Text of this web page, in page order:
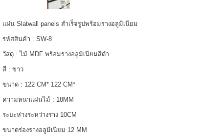
แผ่น Slatwall panels สำเร็จรูปพร้อมรางอลูมิเนียม
รหัสสินค้า : SW-8
วัสดุ : ไม้ MDF พร้อมรางอลูมิเนียมสีดำ
สี : ขาว
ขนาด : 122 CM* 122 CM*
ความหนาแผ่นไม้ : 18MM
ระยะห่างระหว่างราง 10CM
ขนาดร่องรางอลูมิเนียม 12 MM